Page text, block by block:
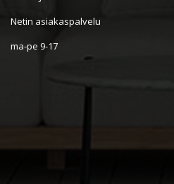
Netin asiakaspalvelu
ma-pe 9-17